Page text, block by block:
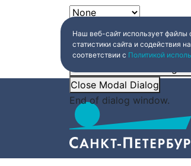
Font Family
Reset
Close Modal Dialog
End of dialog window.
Наш веб-сайт использует файлы
статистики сайта и содействия
соответствии с Политикой